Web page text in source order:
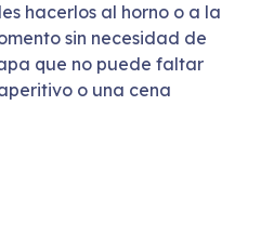
hacerlos al horno o a la
sin necesidad de
que no puede faltar
o una cena